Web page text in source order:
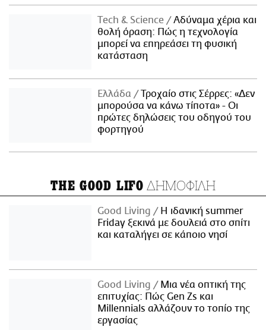
Τech & Science
Αδύναμα χέρια και
θολή όραση: Πώς η τεχνολογία
μπορεί να επηρεάσει τη φυσική
κατάσταση
Ελλάδα
Τροχαίο στις Σέρρες: «Δεν
μπορούσα να κάνω τίποτα» - Οι
πρώτες δηλώσεις του οδηγού του
φορτηγού
THE GOOD LIFO ΔΗΜΟΦΙΛΗ
Good Living
Η ιδανική summer
Friday ξεκινά με δουλειά στο σπίτι
και καταλήγει σε κάποιο νησί
Good Living
Μια νέα οπτική της
επιτυχίας: Πώς Gen Zs και
Millennials αλλάζουν το τοπίο της
εργασίας